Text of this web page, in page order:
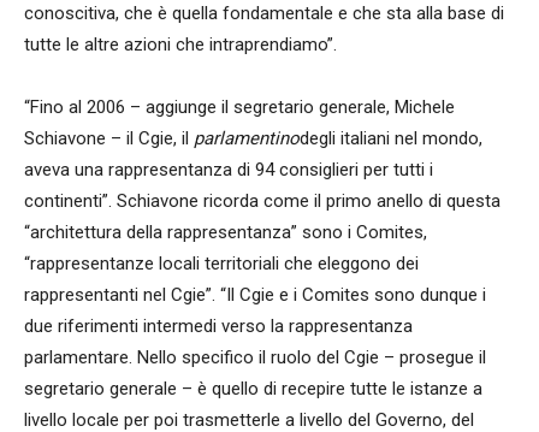
conoscitiva, che è quella fondamentale e che sta alla base di
tutte le altre azioni che intraprendiamo”.
“Fino al 2006 – aggiunge il segretario generale, Michele
Schiavone – il Cgie, il parlamentinodegli italiani nel mondo,
aveva una rappresentanza di 94 consiglieri per tutti i
continenti”. Schiavone ricorda come il primo anello di questa
“architettura della rappresentanza” sono i Comites,
“rappresentanze locali territoriali che eleggono dei
rappresentanti nel Cgie”. “Il Cgie e i Comites sono dunque i
due riferimenti intermedi verso la rappresentanza
parlamentare. Nello specifico il ruolo del Cgie – prosegue il
segretario generale – è quello di recepire tutte le istanze a
livello locale per poi trasmetterle a livello del Governo, del